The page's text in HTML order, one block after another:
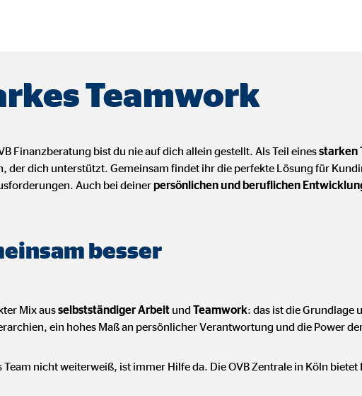
Teamwork
Finanzberatung bist du nie auf dich allein gestellt. Als Teil einesstarken
der dich unterstützt. Gemeinsam findet ihr die perfekte Lösung für
Auch bei deinerpersönlichen und beruflichen
besser
Mix ausselbstständiger Arbeitund Teamwork: das ist die Grundlage
ein hohes Maß an persönlicher Verantwortung und die Power
Team nicht weiterweiß, ist immer Hilfe da. Die OVB Zentrale in Köln
Ltd.
Besuch unserer Webseite standardmäßig blockiert. Durch das Akzeptieren von